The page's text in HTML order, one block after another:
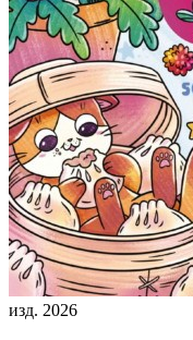
изд. 2026